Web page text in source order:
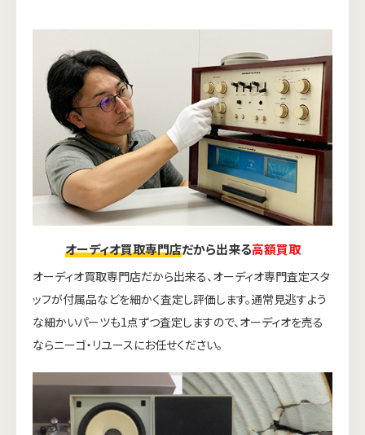
オーディオ買取専門店だから出来る高額買取
オーディオ買取専門店だから出来る、オーディオ専門査定スタ
ッフが付属品などを細かく査定し評価します。通常見逃すよう
な細かいパーツも1点ずつ査定しますので、オーディオを売る
ならニーゴ・リユースにお任せください。